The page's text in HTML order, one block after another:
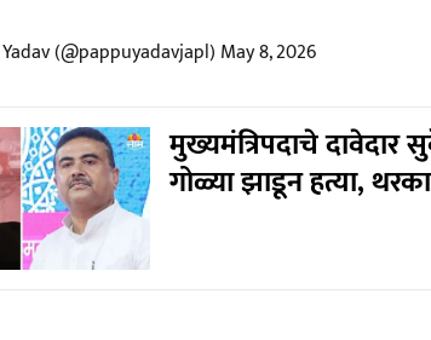
(@pappuyadavjapl) May 8, 2026
मुख्यमंत्रिपदाचे दावेदार
गोळ्या झाडून हत्या,